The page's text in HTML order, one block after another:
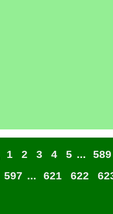
1 2 3 4 5 ...
589
597 ... 621 622